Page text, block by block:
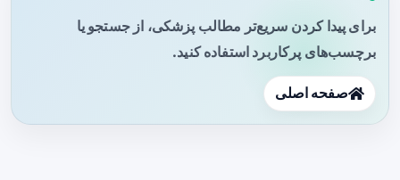
برای پیدا کردن سریع‌تر مطالب پزشکی، از جستجو یا
برچسب‌های پرکاربرد استفاده کنید.
صفحه اصلی